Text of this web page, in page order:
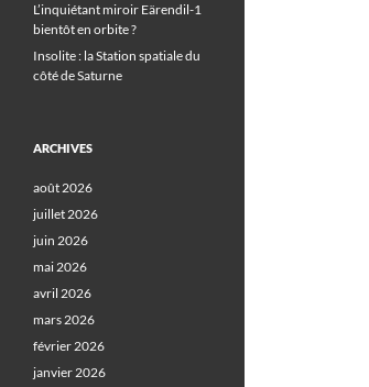
L’inquiétant miroir Eärendil-1
bientôt en orbite ?
Insolite : la Station spatiale du
côté de Saturne
ARCHIVES
août 2026
juillet 2026
juin 2026
mai 2026
avril 2026
mars 2026
février 2026
janvier 2026